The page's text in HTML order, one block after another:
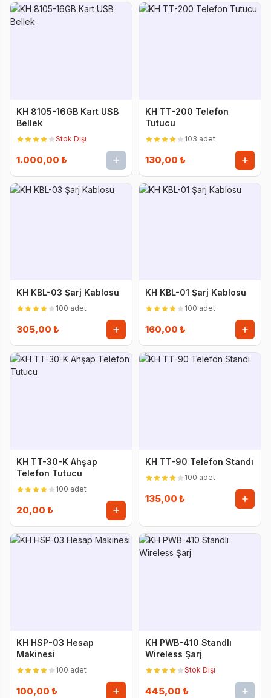
KH 8105-16GB Kart USB
Bellek
Stok Dışı
1.000,00 ₺
KH TT-200 Telefon
Tutucu
103 adet
130,00 ₺
KH KBL-03 Şarj Kablosu
100 adet
305,00 ₺
KH KBL-01 Şarj Kablosu
100 adet
160,00 ₺
KH TT-30-K Ahşap
Telefon Tutucu
100 adet
20,00 ₺
KH TT-90 Telefon Standı
100 adet
135,00 ₺
KH HSP-03 Hesap
Makinesi
100 adet
100,00 ₺
KH PWB-410 Standlı
Wireless Şarj
Stok Dışı
445,00 ₺